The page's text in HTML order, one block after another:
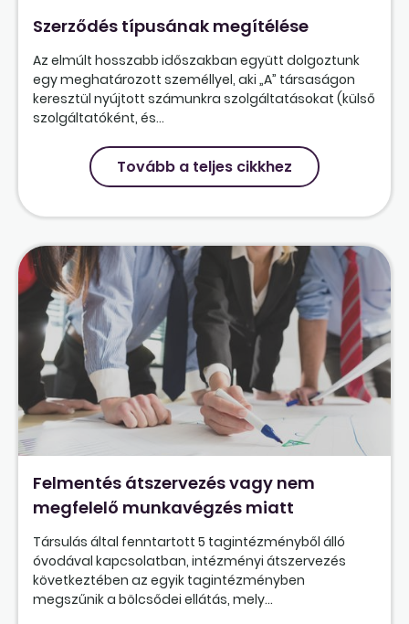
Szerződés típusának megítélése
Az elmúlt hosszabb időszakban együtt dolgoztunk
egy meghatározott személlyel, aki „A” társaságon
keresztül nyújtott számunkra szolgáltatásokat (külső
szolgáltatóként, és...
Tovább a teljes cikkhez
Felmentés átszervezés vagy nem
megfelelő munkavégzés miatt
Társulás által fenntartott 5 tagintézményből álló
óvodával kapcsolatban, intézményi átszervezés
következtében az egyik tagintézményben
megszűnik a bölcsődei ellátás, mely...